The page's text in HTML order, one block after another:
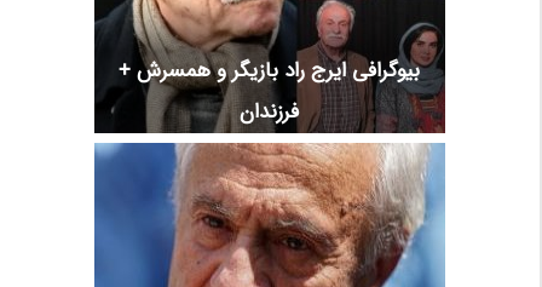
بیوگرافی ایرج راد بازیگر و همسرش +
فرزندان